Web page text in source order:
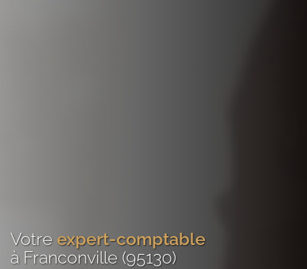
Votre expert-comptable
à Franconville (95130)